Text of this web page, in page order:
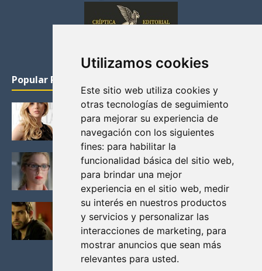
Utilizamos cookies
Este sitio web utiliza cookies y
otras tecnologías de seguimiento
para mejorar su experiencia de
navegación con los siguientes
fines: para habilitar la
funcionalidad básica del sitio web,
para brindar una mejor
experiencia en el sitio web, medir
su interés en nuestros productos
y servicios y personalizar las
interacciones de marketing, para
mostrar anuncios que sean más
relevantes para usted.
Popular Posts
KATHERYN WINNICK: LA ACTRIZ MAS GUAPA DE
VIKINGOS
Junio 14, 2013
FELICITY (EMILY BETT RICKARDS), LAS FOTOS
MAS BONITAS DE LA ALIADA DE ARROW
Noviembre 30, 2013
BLACK MIRROR: TODA TU HISTORIA. EPISODIO 3.
LA CRITICA
Mayo 17, 2012